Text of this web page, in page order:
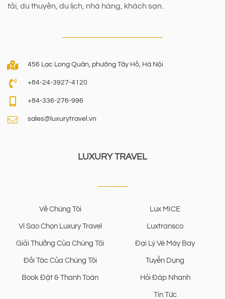
tải, du thuyền, du lịch, nhà hàng, khách sạn.
456 Lạc Long Quân, phường Tây Hồ, Hà Nội
+84-24-3927-4120
+84-336-276-996
sales@luxurytravel.vn
LUXURY TRAVEL
Về Chúng Tôi
Vì Sao Chọn Luxury Travel
Giải Thưởng Của Chúng Tôi
Đối Tác Của Chúng Tôi
Book Đặt & Thanh Toán
Lux MICE
Luxtransco
Đại Lý Vé Máy Bay
Tuyển Dụng
Hỏi Đáp Nhanh
Tin Tức